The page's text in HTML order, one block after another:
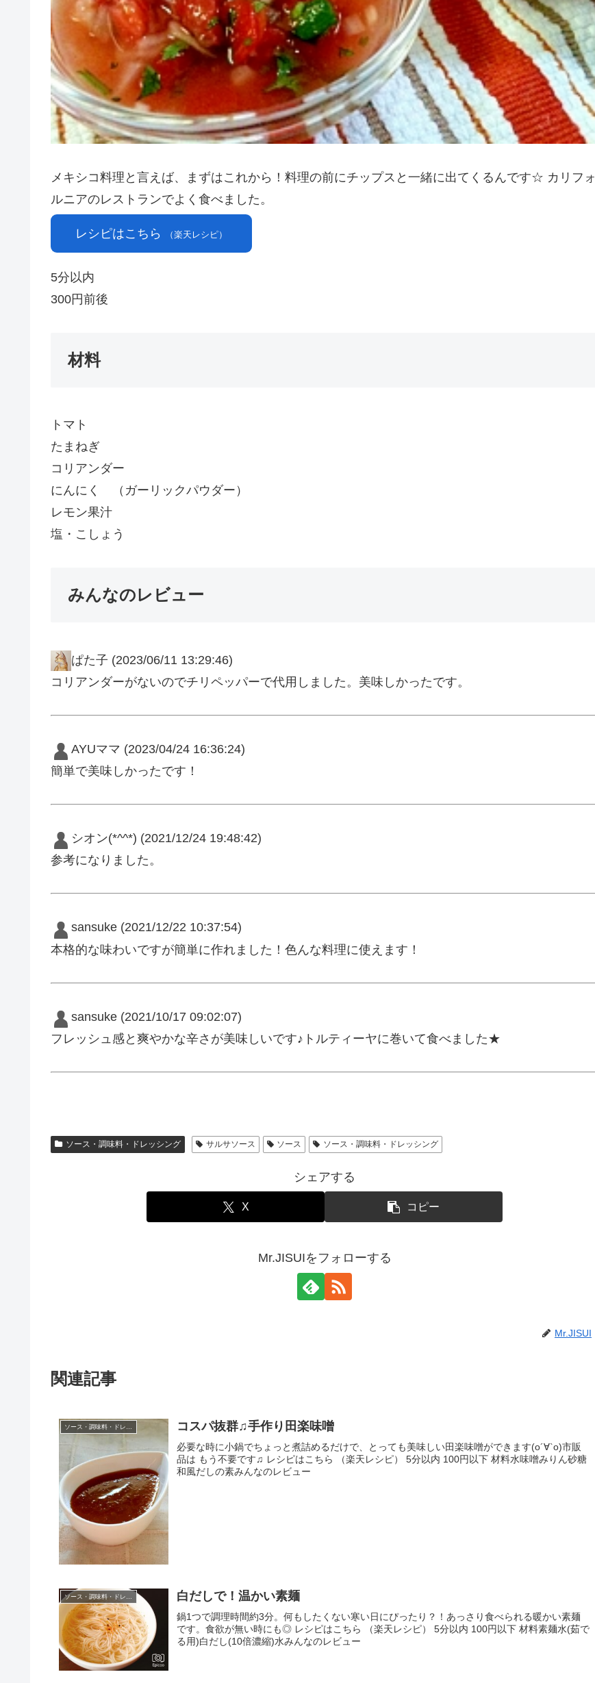
メキシコ料理と言えば、まずはこれから！料理の前にチップスと一緒に出てくるんです☆ カリフォ
ルニアのレストランでよく食べました。
レシピはこちら （楽天レシピ）
5分以内
300円前後
材料
トマト
たまねぎ
コリアンダー
にんにく （ガーリックパウダー）
レモン果汁
塩・こしょう
みんなのレビュー
ぱた子 (2023/06/11 13:29:46)
コリアンダーがないのでチリペッパーで代用しました。美味しかったです。
AYUママ (2023/04/24 16:36:24)
簡単で美味しかったです！
シオン(*^^*) (2021/12/24 19:48:42)
参考になりました。
sansuke (2021/12/22 10:37:54)
本格的な味わいですが簡単に作れました！色んな料理に使えます！
sansuke (2021/10/17 09:02:07)
フレッシュ感と爽やかな辛さが美味しいです♪トルティーヤに巻いて食べました★
ソース・調味料・ドレッシング サルサソース ソース ソース・調味料・ドレッシング
シェアする
X コピー
Mr.JISUIをフォローする
Mr.JISUI
関連記事
ソース・調味料・ドレッシング コスパ抜群♫手作り田楽味噌
必要な時に小鍋でちょっと煮詰めるだけで、とっても美味しい田楽味噌ができます(о´∀`о)市販
品は もう不要です♫ レシピはこちら （楽天レシピ） 5分以内 100円以下 材料水味噌みりん砂糖
和風だしの素みんなのレビュー
白だしで！温かい素麺
鍋1つで調理時間約3分。何もしたくない寒い日にぴったり？！あっさり食べられる暖かい素麺
です。食欲が無い時にも◎ レシピはこちら （楽天レシピ） 5分以内 100円以下 材料素麺水(茹で
る用)白だし(10倍濃縮)水みんなのレビュー